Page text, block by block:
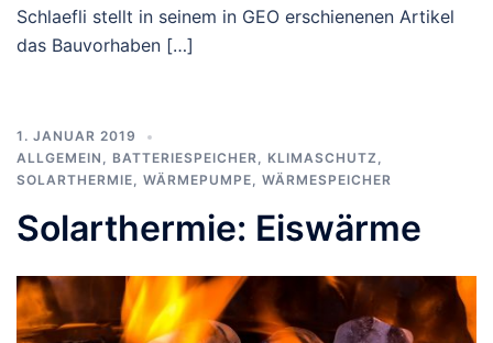
Schlaefli stellt in seinem in GEO erschienenen Artikel
das Bauvorhaben […]
1. JANUAR 2019
ALLGEMEIN
BATTERIESPEICHER KLIMASCHUTZ
SOLARTHERMIE
WÄRMEPUMPE WÄRMESPEICHER
Solarthermie: Eiswärme